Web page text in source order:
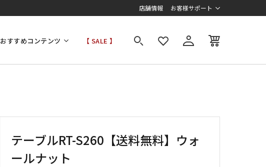
店舗情報 お客様サポート
おすすめコンテンツ 【 SALE 】
テーブルRT-S260【送料無料】ウォ
ールナット